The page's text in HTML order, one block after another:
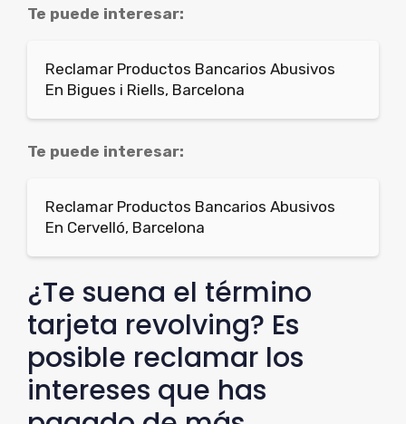
Te puede interesar:
Reclamar Productos Bancarios Abusivos
En Bigues i Riells, Barcelona
Te puede interesar:
Reclamar Productos Bancarios Abusivos
En Cervelló, Barcelona
¿Te suena el término
tarjeta revolving? Es
posible reclamar los
intereses que has